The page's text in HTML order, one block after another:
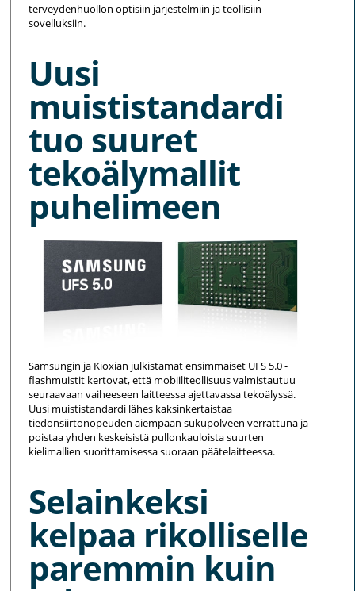
terveydenhuollon optisiin järjestelmiin ja teollisiin
sovelluksiin.
Uusi
muististandardi
tuo suuret
tekoälymallit
puhelimeen
Samsungin ja Kioxian julkistamat ensimmäiset UFS 5.0 -
flashmuistit kertovat, että mobiiliteollisuus valmistautuu
seuraavaan vaiheeseen laitteessa ajettavassa tekoälyssä.
Uusi muististandardi lähes kaksinkertaistaa
tiedonsiirtonopeuden aiempaan sukupolveen verrattuna ja
poistaa yhden keskeisistä pullonkauloista suurten
kielimallien suorittamisessa suoraan päätelaitteessa.
Selainkeksi
kelpaa rikolliselle
paremmin kuin